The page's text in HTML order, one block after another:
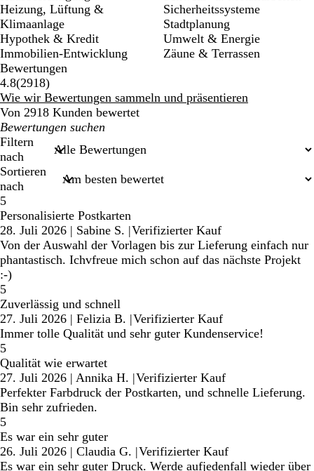
Heizung, Lüftung &
Klimaanlage
Hypothek & Kredit
Immobilien-Entwicklung
Sicherheitssysteme
Stadtplanung
Umwelt & Energie
Zäune & Terrassen
Bewertungen
4.8(29182918
Bewertungen
)
Wie wir Bewertungen sammeln und präsentieren
Von 2918 Kunden bewertet
Meine
Sucheingaben
Filtern
nach
Sortieren
nach
5
Personalisierte Postkarten
28. Juli 2026 | Sabine S. |Verifizierter Kauf
Von der Auswahl der Vorlagen bis zur Lieferung einfach nur
phantastisch. Ichvfreue mich schon auf das nächste Projekt
:-)
5
Zuverlässig und schnell
27. Juli 2026 | Felizia B. |Verifizierter Kauf
Immer tolle Qualität und sehr guter Kundenservice!
5
Qualität wie erwartet
27. Juli 2026 | Annika H. |Verifizierter Kauf
Perfekter Farbdruck der Postkarten, und schnelle Lieferung.
Bin sehr zufrieden.
5
Es war ein sehr guter
26. Juli 2026 | Claudia G. |Verifizierter Kauf
Es war ein sehr guter Druck. Werde aufjedenfall wieder über